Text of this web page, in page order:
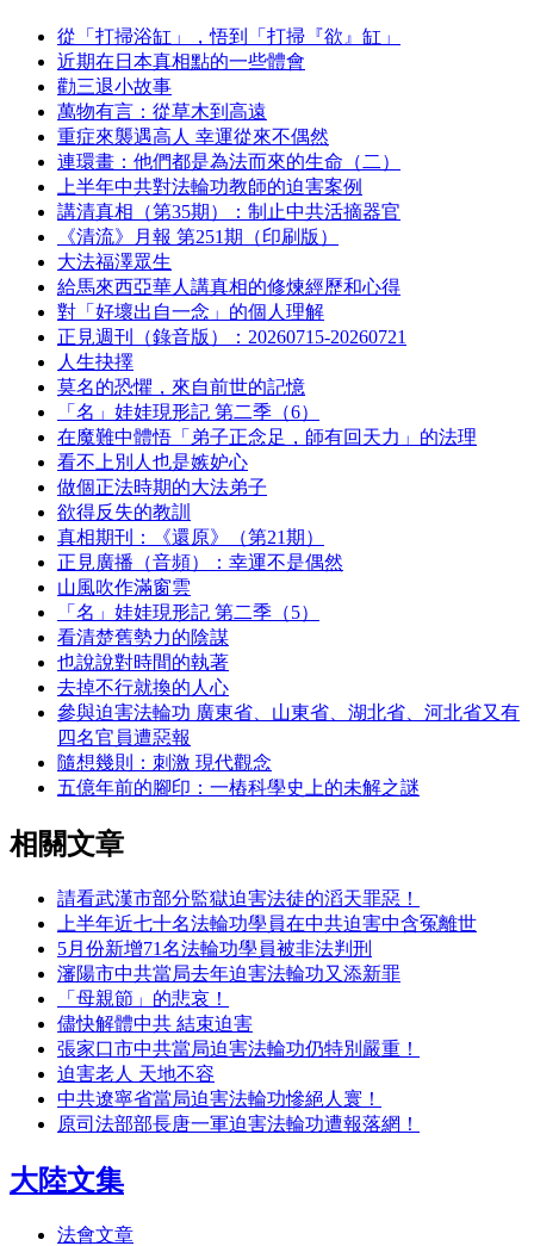
從「打掃浴缸」，悟到「打掃『欲』缸」
近期在日本真相點的一些體會
勸三退小故事
萬物有言：從草木到高遠
重症來襲遇高人 幸運從來不偶然
連環畫：他們都是為法而來的生命（二）
上半年中共對法輪功教師的迫害案例
講清真相（第35期）：制止中共活摘器官
《清流》月報 第251期（印刷版）
大法福澤眾生
給馬來西亞華人講真相的修煉經歷和心得
對「好壞出自一念」的個人理解
正見週刊（錄音版）：20260715-20260721
人生抉擇
莫名的恐懼，來自前世的記憶
「名」娃娃現形記 第二季（6）
在魔難中體悟「弟子正念足，師有回天力」的法理
看不上別人也是嫉妒心
做個正法時期的大法弟子
欲得反失的教訓
真相期刊：《還原》（第21期）
正見廣播（音頻）：幸運不是偶然
山風吹作滿窗雲
「名」娃娃現形記 第二季（5）
看清楚舊勢力的陰謀
也說說對時間的執著
去掉不行就換的人心
參與迫害法輪功 廣東省、山東省、湖北省、河北省又有
四名官員遭惡報
隨想幾則：刺激 現代觀念
五億年前的腳印：一樁科學史上的未解之謎
相關文章
請看武漢市部分監獄迫害法徒的滔天罪惡！
上半年近七十名法輪功學員在中共迫害中含冤離世
5月份新增71名法輪功學員被非法判刑
瀋陽市中共當局去年迫害法輪功又添新罪
「母親節」的悲哀！
儘快解體中共 結束迫害
張家口市中共當局迫害法輪功仍特別嚴重！
迫害老人 天地不容
中共遼寧省當局迫害法輪功慘絕人寰！
原司法部部長唐一軍迫害法輪功遭報落網！
大陸文集
法會文章